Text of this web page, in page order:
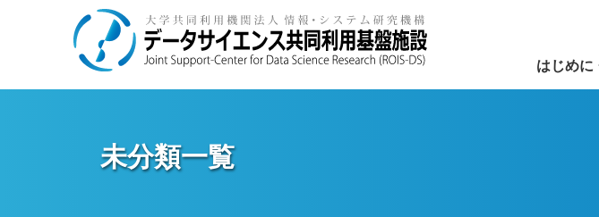
はじめに
未分類一覧